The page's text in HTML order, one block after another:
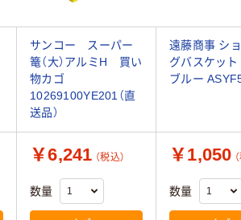
サンコー スーパー
篭（大）アルミH 買い
物カゴ
10269100YE201（直
送品）
遠藤商事 シ
グバスケッ
ブルー
￥6,241 （税込）
数量
￥1,050
数量